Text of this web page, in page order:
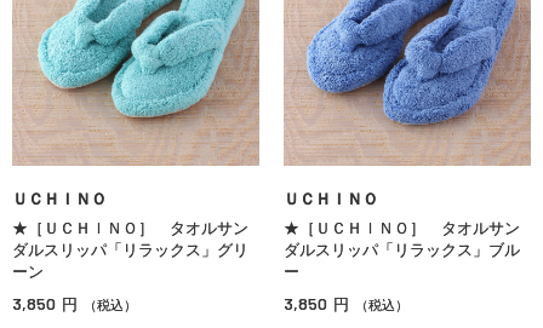
ＵＣＨＩＮＯ
★［ＵＣＨＩＮＯ］ タオルサン
ダルスリッパ「リラックス」グリ
ーン
3,850 円 （税込）
ＵＣＨＩＮＯ
★［ＵＣＨＩＮＯ］ タオルサン
ダルスリッパ「リラックス」ブル
ー
3,850 円 （税込）